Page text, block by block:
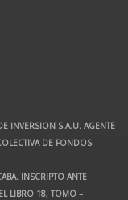
INVERSION S.A.U. AGENTE
DE FONDOS
INSCRIPTO ANTE
LIBRO 18, TOMO –